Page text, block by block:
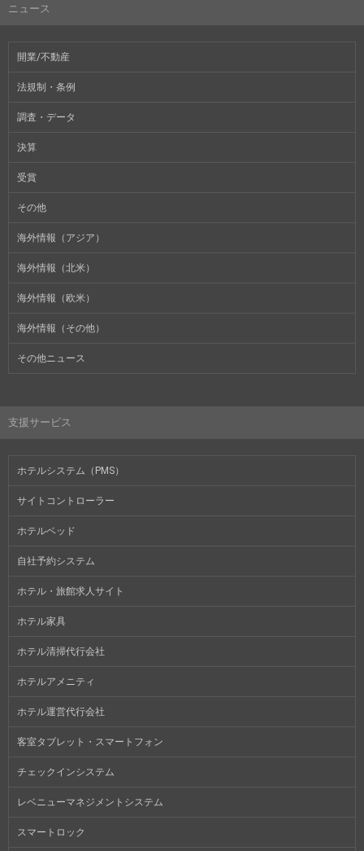
ニュース
開業/不動産
法規制・条例
調査・データ
決算
受賞
その他
海外情報（アジア）
海外情報（北米）
海外情報（欧米）
海外情報（その他）
その他ニュース
支援サービス
ホテルシステム（PMS）
サイトコントローラー
ホテルベッド
自社予約システム
ホテル・旅館求人サイト
ホテル家具
ホテル清掃代行会社
ホテルアメニティ
ホテル運営代行会社
客室タブレット・スマートフォン
チェックインシステム
レベニューマネジメントシステム
スマートロック